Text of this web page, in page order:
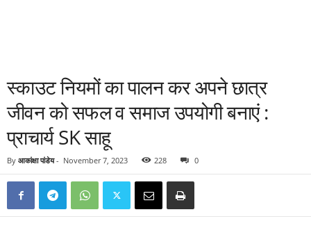
स्काउट नियमों का पालन कर अपने छात्र
जीवन को सफल व समाज उपयोगी बनाएं :
प्राचार्य SK साहू
By आकांक्षा पांडेय- November 7, 2023 228 0